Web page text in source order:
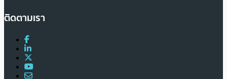
ติดตามเรา